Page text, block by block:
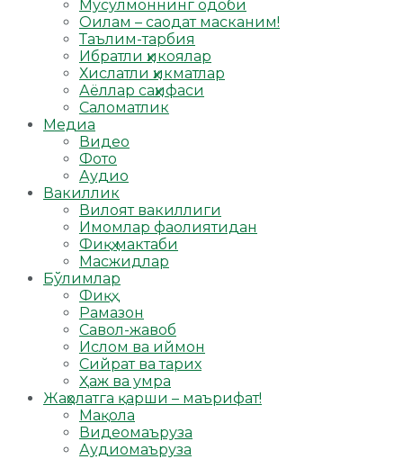
Мусулмоннинг одоби
Оилам – саодат масканим!
Таълим-тарбия
Ибратли ҳикоялар
Хислатли ҳикматлар
Аёллар саҳифаси
Саломатлик
Медиа
Видео
Фото
Аудио
Вакиллик
Вилоят вакиллиги
Имомлар фаолиятидан
Фиқҳ мактаби
Масжидлар
Бўлимлар
Фиқҳ
Рамазон
Савол-жавоб
Ислом ва иймон
Сийрат ва тарих
Ҳаж ва умра
Жаҳолатга қарши – маърифат!
Мақола
Видеомаъруза
Аудиомаъруза